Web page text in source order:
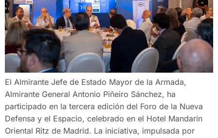
El Almirante Jefe de Estado Mayor de la Armada,
Almirante General Antonio Piñeiro Sánchez, ha
participado en la tercera edición del Foro de la Nueva
Defensa y el Espacio, celebrado en el Hotel Mandarín
Oriental Ritz de Madrid. La iniciativa, impulsada por